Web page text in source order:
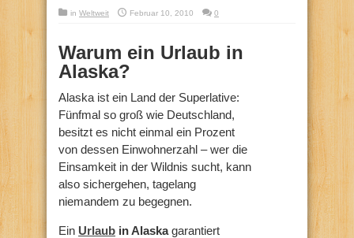
in Weltweit Februar 10, 2010 0
Warum ein Urlaub in
Alaska?
Alaska ist ein Land der Superlative:
Fünfmal so groß wie Deutschland,
besitzt es nicht einmal ein Prozent
von dessen Einwohnerzahl – wer die
Einsamkeit in der Wildnis sucht, kann
also sichergehen, tagelang
niemandem zu begegnen.
Ein Urlaub in Alaskagarantiert